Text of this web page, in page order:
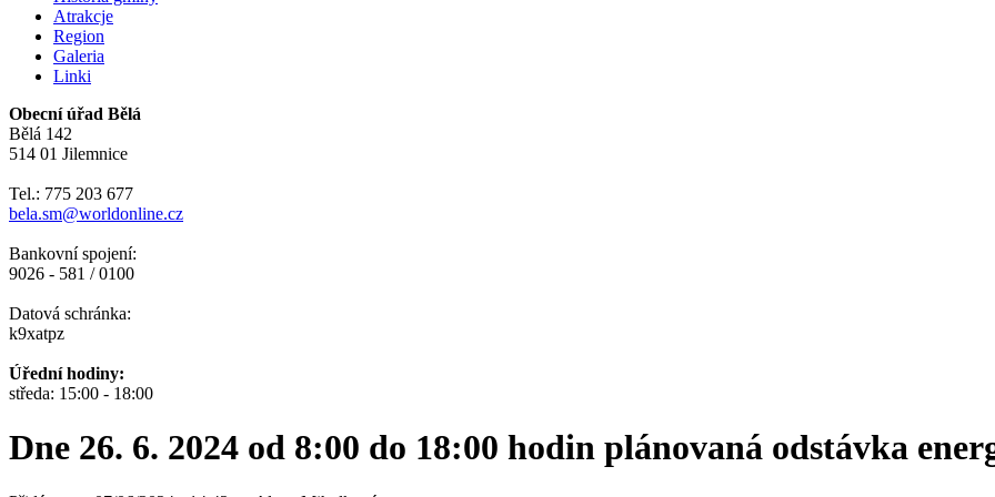
Atrakcje
Region
Galeria
Linki
Obecní úřad Bělá
Bělá 142
514 01 Jilemnice
Tel.: 775 203 677
bela.sm@worldonline.cz
Bankovní spojení:
9026 - 581 / 0100
Datová schránka:
k9xatpz
Úřední hodiny:
středa: 15:00 - 18:00
Dne 26. 6. 2024 od 8:00 do 18:00 hodin plánovaná odstávka